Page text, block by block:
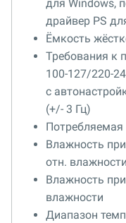
для Windows,
драйвер PS
Ёмкость
Требования к
100-127/220-
с
(+/- 3 Гц)
Влажность
отн. влажности
Влажность
влажности
Диапазон